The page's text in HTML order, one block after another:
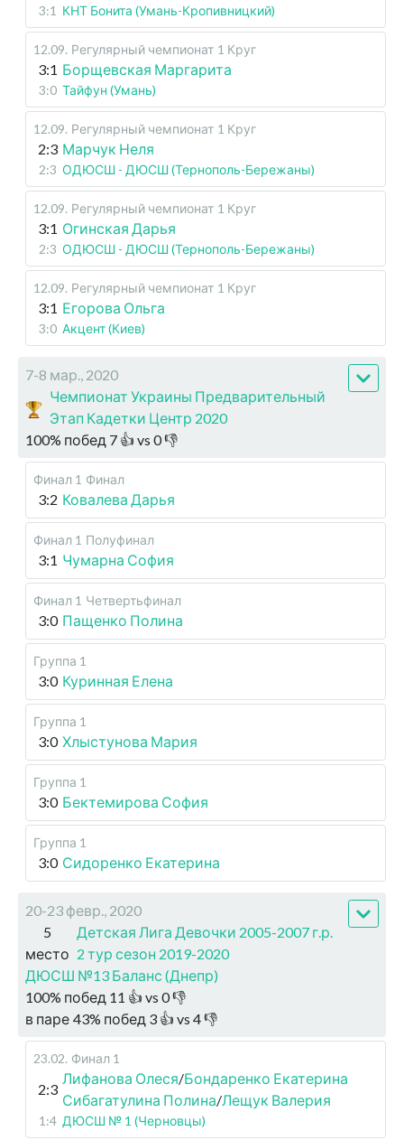
3:1 КНТ Бонита (Умань-Кропивницкий)
12.09. Регулярный чемпионат 1 Круг
3:1 Борщевская Маргарита
3:0 Тайфун (Умань)
12.09. Регулярный чемпионат 1 Круг
2:3 Марчук Неля
2:3 ОДЮСШ - ДЮСШ (Тернополь-Бережаны)
12.09. Регулярный чемпионат 1 Круг
3:1 Огинская Дарья
2:3 ОДЮСШ - ДЮСШ (Тернополь-Бережаны)
12.09. Регулярный чемпионат 1 Круг
3:1 Егорова Ольга
3:0 Акцент (Киев)
7-8 мар., 2020
Чемпионат Украины Предварительный
Этап Кадетки Центр 2020
100% побед 7 👍 vs 0👎
Финал 1 Финал
3:2 Ковалева Дарья
Финал 1 Полуфинал
3:1 Чумарна София
Финал 1 Четвертьфинал
3:0 Пащенко Полина
Группа 1
3:0 Куринная Елена
Группа 1
3:0 Хлыстунова Мария
Группа 1
3:0 Бектемирова София
Группа 1
3:0 Сидоренко Екатерина
20-23 февр., 2020
5
место
Детская Лига Девочки 2005-2007 г.р.
2 тур сезон 2019-2020
ДЮСШ №13 Баланс (Днепр)
100% побед 11 👍 vs 0👎
в паре 43% побед 3 👍 vs 4👎
23.02. Финал 1
2:3
Лифанова Олеся/Бондаренко Екатерина
Сибагатулина Полина/Лещук Валерия
1:4 ДЮСШ № 1 (Черновцы)